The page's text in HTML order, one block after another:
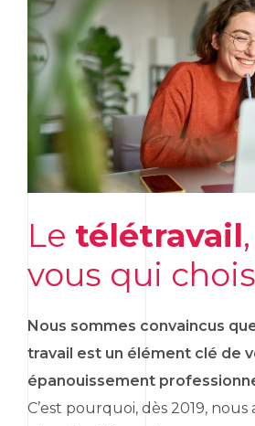
Le télétravail
vous qui
Nous sommes convaincus
travail est un élément clé de
épanouissement
C’est pourquoi, dès 2019, nous